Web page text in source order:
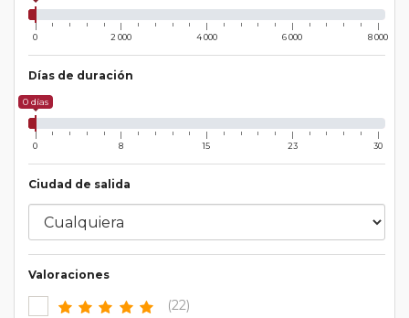
0 2 000 4 000 6 000 8 000
Días de duración
0 días
0 8 15 23 30
Ciudad de salida
Valoraciones
(22)